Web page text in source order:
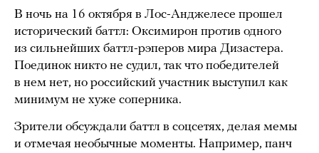
В ночь на 16 октября в Лос-Анджелесе прошел
исторический баттл: Оксимирон против одного
из сильнейших баттл-рэперов мира Дизастера.
Поединок никто не судил, так что победителей
в нем нет, но российский участник выступил как
минимум не хуже соперника.
Зрители обсуждали баттл в соцсетях, делая мемы
и отмечая необычные моменты. Например, панч